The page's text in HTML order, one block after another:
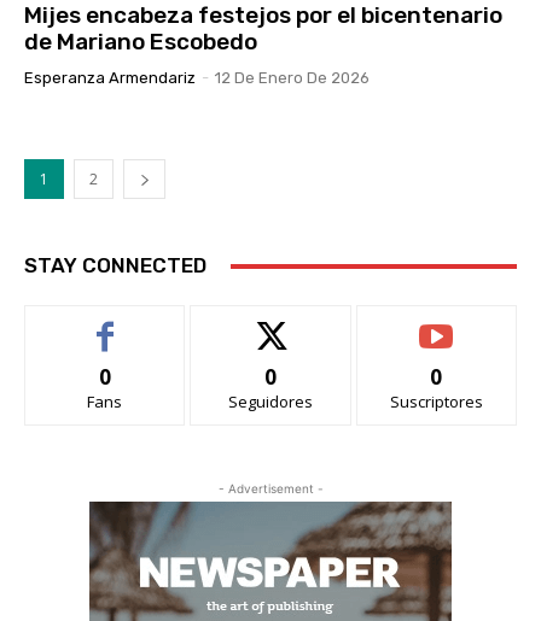
Mijes encabeza festejos por el bicentenario
de Mariano Escobedo
Esperanza Armendariz - 12 De Enero De 2026
1 2
STAY CONNECTED
0
Fans
0
Seguidores
0
Suscriptores
- Advertisement -